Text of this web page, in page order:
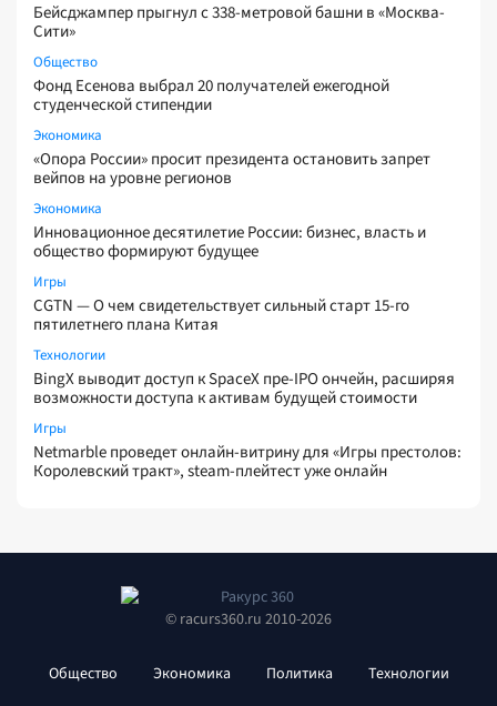
Бейсджампер прыгнул с 338-метровой башни в «Москва-
Сити»
Общество
Фонд Есенова выбрал 20 получателей ежегодной
студенческой стипендии
Экономика
«Опора России» просит президента остановить запрет
вейпов на уровне регионов
Экономика
Инновационное десятилетие России: бизнес, власть и
общество формируют будущее
Игры
CGTN — О чем свидетельствует сильный старт 15-го
пятилетнего плана Китая
Технологии
BingX выводит доступ к SpaceX пре-IPO ончейн, расширяя
возможности доступа к активам будущей стоимости
Игры
Netmarble проведет онлайн-витрину для «Игры престолов:
Королевский тракт», steam-плейтест уже онлайн
© racurs360.ru 2010-2026
Общество Экономика Политика Технологии